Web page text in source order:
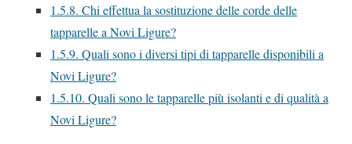
1.5.8. Chi effettua la sostituzione delle corde delle
tapparelle a Novi Ligure?
1.5.9. Quali sono i diversi tipi di tapparelle disponibili a
Novi Ligure?
1.5.10. Quali sono le tapparelle più isolanti e di qualità a
Novi Ligure?